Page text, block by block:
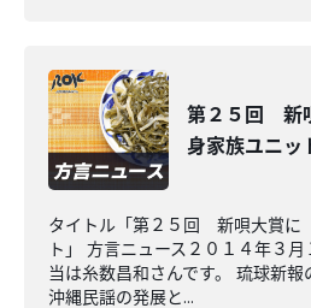
第２５回 新
身家族ユニッ
タイトル「第２５回 新唄大賞に
ト」 方言ニュース２０１４年３
当は糸数昌和さんです。 琉球新報
沖縄民謡の発展と...